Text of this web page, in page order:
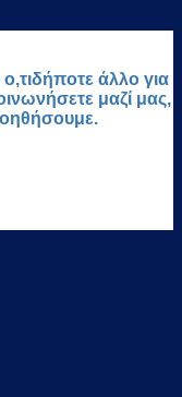
άλλο για
μαζί μας,